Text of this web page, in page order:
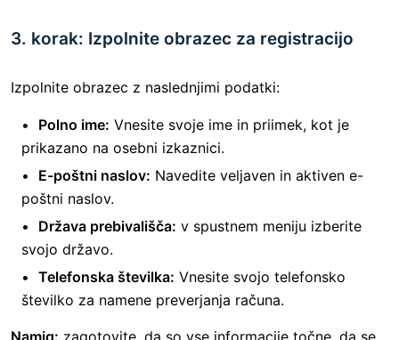
3. korak: Izpolnite obrazec za registracijo
Izpolnite obrazec z naslednjimi podatki:
Polno ime: Vnesite svoje ime in priimek, kot je
prikazano na osebni izkaznici.
E-poštni naslov: Navedite veljaven in aktiven e-
poštni naslov.
Država prebivališča: v spustnem meniju izberite
svojo državo.
Telefonska številka: Vnesite svojo telefonsko
številko za namene preverjanja računa.
Namig: zagotovite, da so vse informacije točne, da se